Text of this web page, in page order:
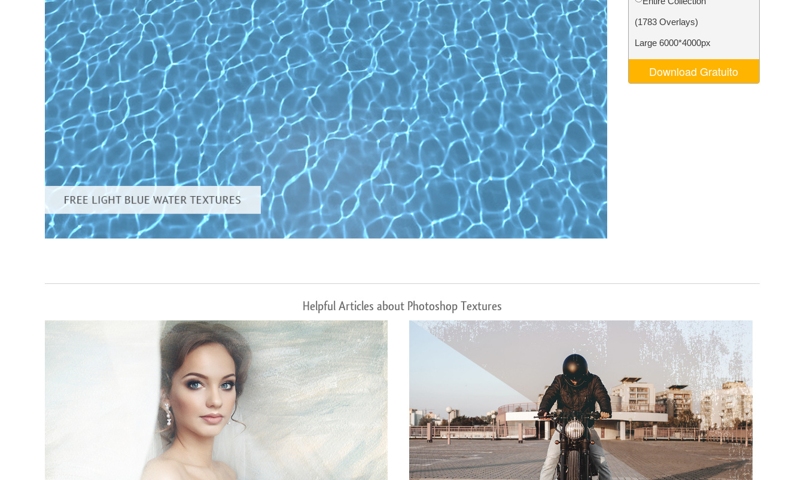
Servizi di ritocco del prodotto Servizi di ritocco gioielli Dati di Addestramento AI Video Editing Services
(1783 Overlays)
Large 6000*4000px
Download Gratuito
Helpful Articles about Photoshop Textures